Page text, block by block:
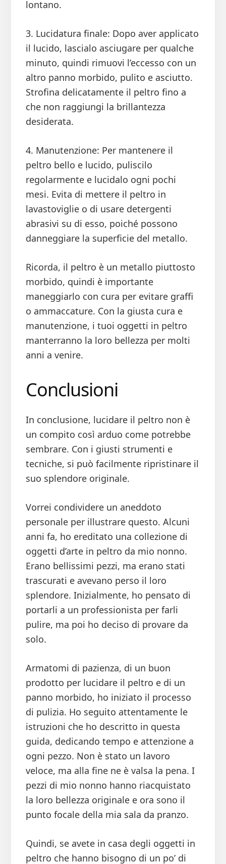
lontano.
3. Lucidatura finale: Dopo aver applicato
il lucido, lascialo asciugare per qualche
minuto, quindi rimuovi l’eccesso con un
altro panno morbido, pulito e asciutto.
Strofina delicatamente il peltro fino a
che non raggiungi la brillantezza
desiderata.
4. Manutenzione: Per mantenere il
peltro bello e lucido, puliscilo
regolarmente e lucidalo ogni pochi
mesi. Evita di mettere il peltro in
lavastoviglie o di usare detergenti
abrasivi su di esso, poiché possono
danneggiare la superficie del metallo.
Ricorda, il peltro è un metallo piuttosto
morbido, quindi è importante
maneggiarlo con cura per evitare graffi
o ammaccature. Con la giusta cura e
manutenzione, i tuoi oggetti in peltro
manterranno la loro bellezza per molti
anni a venire.
Conclusioni
In conclusione, lucidare il peltro non è
un compito così arduo come potrebbe
sembrare. Con i giusti strumenti e
tecniche, si può facilmente ripristinare il
suo splendore originale.
Vorrei condividere un aneddoto
personale per illustrare questo. Alcuni
anni fa, ho ereditato una collezione di
oggetti d’arte in peltro da mio nonno.
Erano bellissimi pezzi, ma erano stati
trascurati e avevano perso il loro
splendore. Inizialmente, ho pensato di
portarli a un professionista per farli
pulire, ma poi ho deciso di provare da
solo.
Armatomi di pazienza, di un buon
prodotto per lucidare il peltro e di un
panno morbido, ho iniziato il processo
di pulizia. Ho seguito attentamente le
istruzioni che ho descritto in questa
guida, dedicando tempo e attenzione a
ogni pezzo. Non è stato un lavoro
veloce, ma alla fine ne è valsa la pena. I
pezzi di mio nonno hanno riacquistato
la loro bellezza originale e ora sono il
punto focale della mia sala da pranzo.
Quindi, se avete in casa degli oggetti in
peltro che hanno bisogno di un po’ di